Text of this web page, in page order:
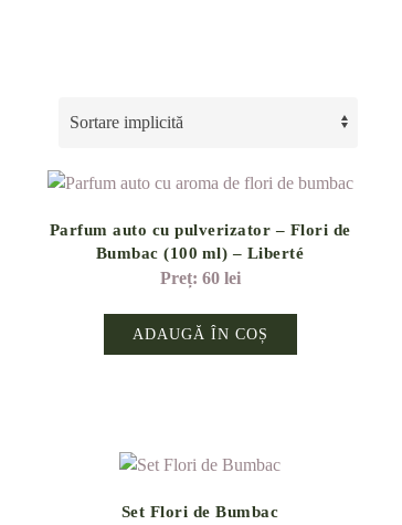
Parfum auto cu pulverizator – Flori de
Bumbac (100 ml) – Liberté
60 lei
ADAUGĂ ÎN COȘ
Set Flori de Bumbac